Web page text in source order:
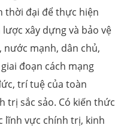
thời đại để thực hiện
xây dựng và bảo vệ
nước mạnh, dân chủ,
đoạn cách mạng
trí tuệ của toàn
trị sắc sảo. Có kiến thức
lĩnh vực chính trị, kinh